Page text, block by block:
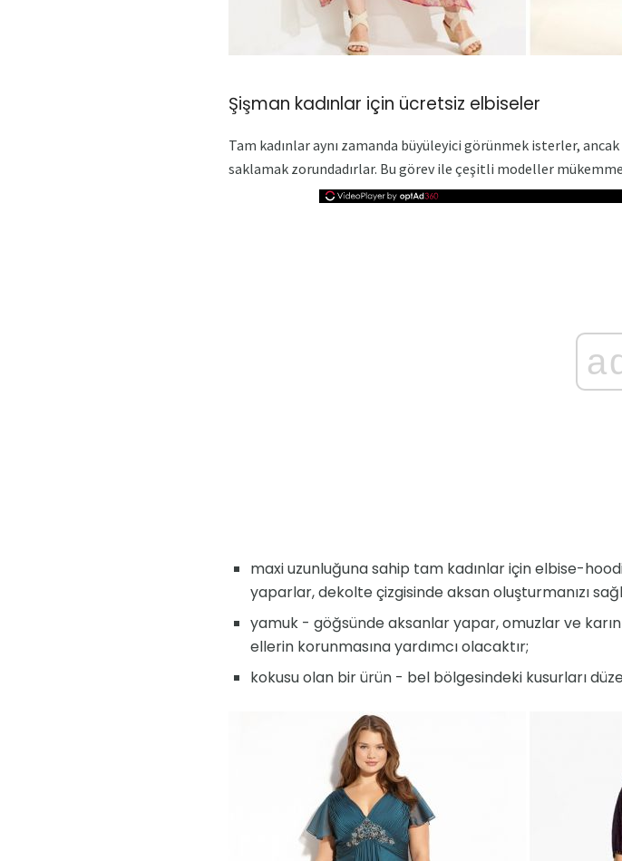
Şişman kadınlar için ücretsiz elbiseler
Tam kadınlar aynı zamanda büyüleyici görünmek isterler,
saklamak zorundadırlar. Bu görev ile çeşitli modeller
maxi uzunluğuna sahip tam kadınlar için elbise-
yaparlar, dekolte çizgisinde aksan oluşturmanızı
yamuk - göğsünde aksanlar yapar, omuzlar ve
ellerin korunmasına yardımcı olacaktır;
kokusu olan bir ürün - bel bölgesindeki kusurları